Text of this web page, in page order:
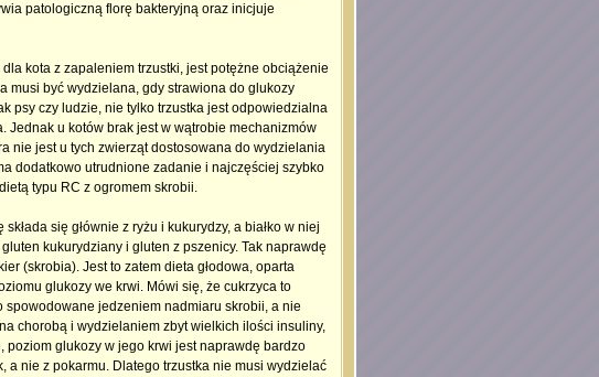
patologiczną florę bakteryjną oraz inicjuje
kota z zapaleniem trzustki, jest potężne obciążenie
musi być wydzielana, gdy strawiona do glukozy
psy czy ludzie, nie tylko trzustka jest odpowiedzialna
Jednak u kotów brak jest w wątrobie mechanizmów
nie jest u tych zwierząt dostosowana do wydzielania
dodatkowo utrudnione zadanie i najczęściej szybko
typu RC z ogromem skrobii.
się głównie z ryżu i kukurydzy, a białko w niej
kukurydziany i gluten z pszenicy. Tak naprawdę
(skrobia). Jest to zatem dieta głodowa, oparta
glukozy we krwi. Mówi się, że cukrzyca to
spowodowane jedzeniem nadmiaru skrobii, a nie
chorobą i wydzielaniem zbyt wielkich ilości insuliny,
glukozy w jego krwi jest naprawdę bardzo
a nie z pokarmu. Dlatego trzustka nie musi wydzielać